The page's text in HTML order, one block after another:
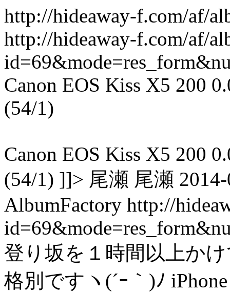
http://hideaway-f.com/af/
http://hideaway-f.com/af/
Canon EOS Kiss X5 200
(54/1)
Canon EOS Kiss X5 200
(54/1) ]]> 尾瀬 尾瀬
AlbumFactory http://
登り坂を１時間以上か
格別ですヽ(´ｰ｀)ﾉ